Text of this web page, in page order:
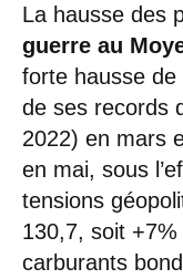
La hausse des
guerre au
forte hausse de
de ses records
2022) en mars
en mai, sous
tensions
130,7, soit +7%
carburants